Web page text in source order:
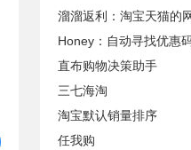
溜溜返利：淘宝天猫的
Honey：自动寻找优惠
直布购物决策助手
三七海淘
淘宝默认销量排序
任我购